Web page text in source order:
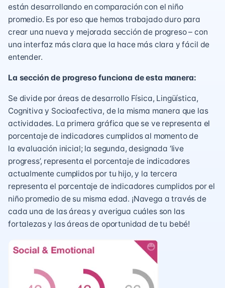
están desarrollando en comparación con el niño
promedio. Es por eso que hemos trabajado duro para
crear una nueva y mejorada sección de progreso – con
una interfaz más clara que la hace más clara y fácil de
entender.
La sección de progreso funciona de esta manera:
Se divide por áreas de desarrollo Física, Lingüística,
Cognitiva y Socioafectiva, de la misma manera que las
actividades. La primera gráfica que se ve representa el
porcentaje de indicadores cumplidos al momento de
la evaluación inicial; la segunda, designada ‘live
progress’, representa el porcentaje de indicadores
actualmente cumplidos por tu hijo, y la tercera
representa el porcentaje de indicadores cumplidos por el
niño promedio de su misma edad. ¡Navega a través de
cada una de las áreas y averigua cuáles son las
fortalezas y las áreas de oportunidad de tu bebé!